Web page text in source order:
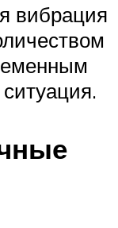
вибрация